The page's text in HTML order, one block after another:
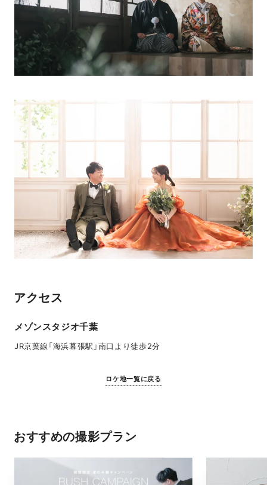
アクセス
メゾンスタジオ千葉
JR京葉線「海浜幕張駅」南口より徒歩2分
ロケ地一覧に戻る
おすすめの撮影プラン